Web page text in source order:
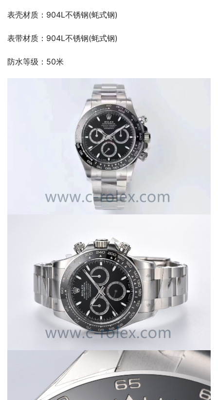
表壳材质：904L不锈钢(蚝式钢)
表带材质：904L不锈钢(蚝式钢)
防水等级：50米